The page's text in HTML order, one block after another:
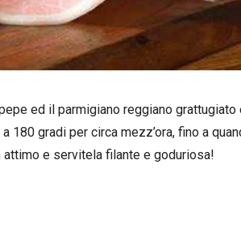
ed il parmigiano reggiano
180 gradi per circa mezz’ora, fino a
e servitela filante e goduriosa!